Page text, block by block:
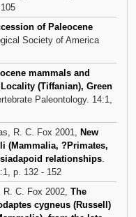
of Paleocene
Society of America
mammals and
(Tiffanian), Green
Paleontology. 14:1,
R. C. Fox 2001, New
(Mammalia, ?Primates,
relationships.
p. 132 - 152
C. Fox 2002, The
cygneus (Russell)